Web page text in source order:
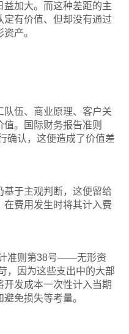
益加大。而这种差距的主
定有价值、但却没有通过
产。
伍、商业原理、客户关
。国际财务报告准则
确认，这便造成了价值差
基于主观判断，这便留给
在费用发生时将其计入费
准则第38号——无形资
，因为这些支出中的大部
发成本一次性计入当期
免损失等考量。